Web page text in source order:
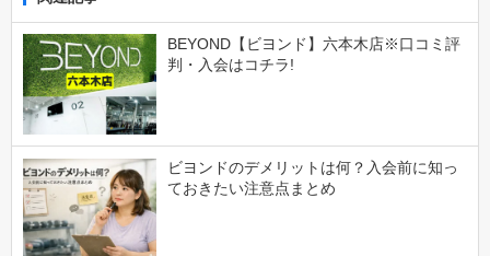
BEYOND【ビヨンド】六本木店※口コミ評
判・入会はコチラ!
ビヨンドのデメリットは何？入会前に知っ
ておきたい注意点まとめ